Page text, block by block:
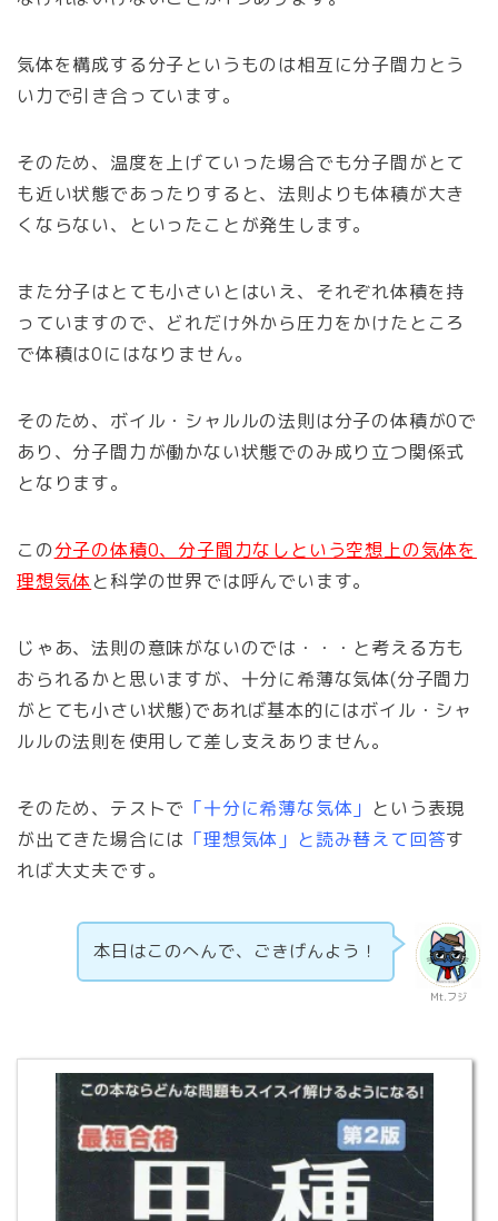
気体を構成する分子というものは相互に分子間力とう
い力で引き合っています。
そのため、温度を上げていった場合でも分子間がとて
も近い状態であったりすると、法則よりも体積が大き
くならない、といったことが発生します。
また分子はとても小さいとはいえ、それぞれ体積を持
っていますので、どれだけ外から圧力をかけたところ
で体積は0にはなりません。
そのため、ボイル・シャルルの法則は分子の体積が0で
あり、分子間力が働かない状態でのみ成り立つ関係式
となります。
この分子の体積0、分子間力なしという空想上の気体を
理想気体と科学の世界では呼んでいます。
じゃあ、法則の意味がないのでは・・・と考える方も
おられるかと思いますが、十分に希薄な気体(分子間力
がとても小さい状態)であれば基本的にはボイル・シャ
ルルの法則を使用して差し支えありません。
そのため、テストで 「十分に希薄な気体」 という表現
が出てきた場合には 「理想気体」と読み替えて回答す
れば大丈夫です。
Mt.フジ
本日はこのへんで、ごきげんよう！